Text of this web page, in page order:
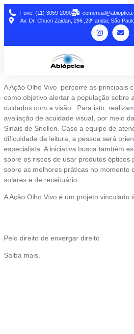
Fone: (11) 3059-2090
Av. Dr. Chucri Zaidan, 296 ,23º andar, São
A Ação Olho Vivo percorre as principais
como objetivo alertar a população sobre
cuidados com a visão. Para isto,
avaliação de acuidade visual, por meio
Sinais de Snellen. Caso a equipe de
dificuldade de leitura, a pessoa será
especialista. A iniciativa busca também
sobre os riscos de usar produtos ópticos
sobre as melhores práticas no momento
solares e de receituário.
A Ação Olho Vivo é um projeto vinculado
Pelo direito de enxergar direito
Saiba mais.